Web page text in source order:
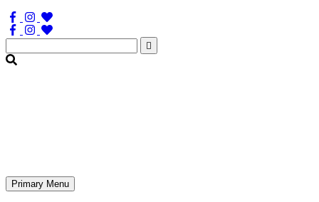
Søg
efter:
Primary Menu